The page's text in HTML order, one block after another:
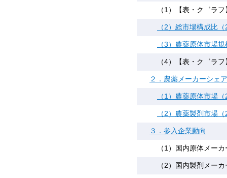
（1）【表・ク゛ラ
（2）総市場構成比
（3）農薬原体市場
（4）【表・ク゛ラ
２．農薬メーカーシェ
（1）農薬原体市場
（2）農薬製剤市場
３．参入企業動向
（1）国内原体メー
（2）国内製剤メー